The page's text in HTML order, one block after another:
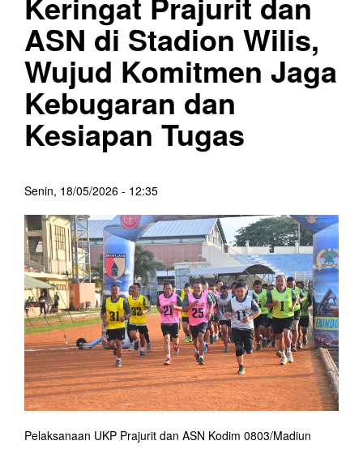
ASN di Stadion Wilis,
Wujud Komitmen Jaga
Kebugaran dan
Kesiapan Tugas
Senin, 18/05/2026 - 12:35
Pelaksanaan UKP Prajurit dan ASN Kodim 0803/Madiun